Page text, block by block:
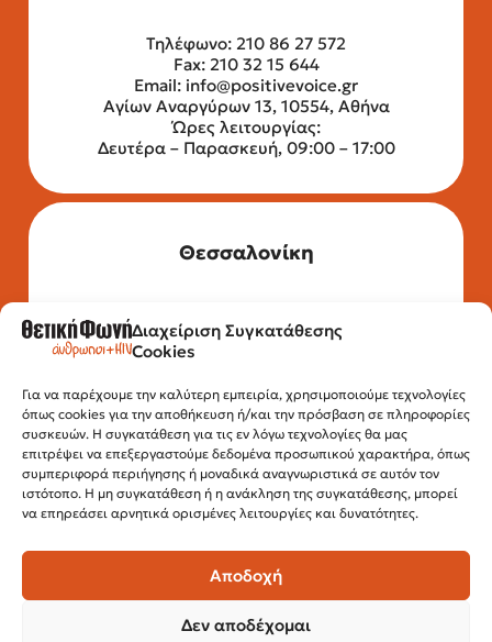
Διαχείριση Συγκατάθεσης
Cookies
Για να παρέχουμε την καλύτερη εμπειρία, χρησιμοποιούμε τεχνολογίες
όπως cookies για την αποθήκευση ή/και την πρόσβαση σε πληροφορίες
συσκευών. Η συγκατάθεση για τις εν λόγω τεχνολογίες θα μας
επιτρέψει να επεξεργαστούμε δεδομένα προσωπικού χαρακτήρα, όπως
συμπεριφορά περιήγησης ή μοναδικά αναγνωριστικά σε αυτόν τον
ιστότοπο. Η μη συγκατάθεση ή η ανάκληση της συγκατάθεσης, μπορεί
να επηρεάσει αρνητικά ορισμένες λειτουργίες και δυνατότητες.
Αποδοχή
Δεν αποδέχομαι
Τηλέφωνο: 210 86 27 572
Fax: 210 32 15 644
Email: info@positivevoice.gr
Αγίων Αναργύρων 13, 10554, Αθήνα
Ώρες λειτουργίας:
Δευτέρα – Παρασκευή, 09:00 – 17:00
Θεσσαλονίκη
Τηλέφωνο: 2315 525 020
Fax: 210 32 15 644
Εγνατίας 112, 3ος όροφος, 54622,
Θεσσαλονίκη
Ώρες λειτουργίας:
Δευτέρα – Παρασκευή, 10:00 –14:00